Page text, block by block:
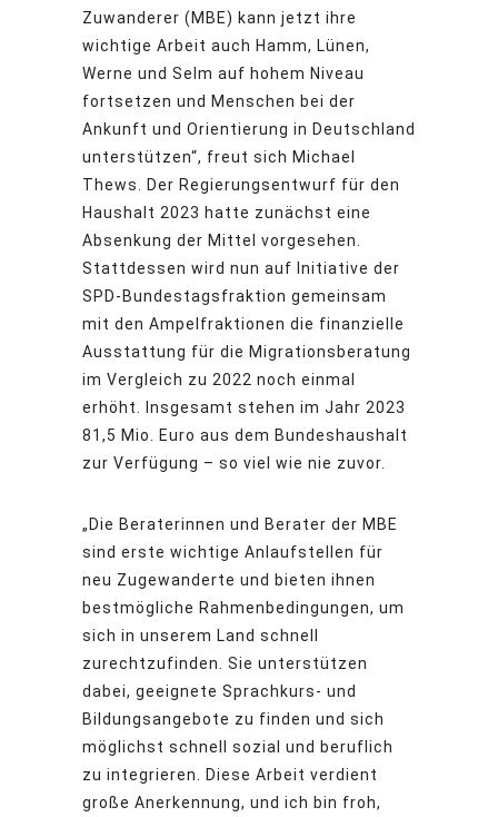
Zuwanderer (MBE) kann jetzt ihre
wichtige Arbeit auch Hamm, Lünen,
Werne und Selm auf hohem Niveau
fortsetzen und Menschen bei der
Ankunft und Orientierung in Deutschland
unterstützen“, freut sich Michael
Thews. Der Regierungsentwurf für den
Haushalt 2023 hatte zunächst eine
Absenkung der Mittel vorgesehen.
Stattdessen wird nun auf Initiative der
SPD-Bundestagsfraktion gemeinsam
mit den Ampelfraktionen die finanzielle
Ausstattung für die Migrationsberatung
im Vergleich zu 2022 noch einmal
erhöht. Insgesamt stehen im Jahr 2023
81,5 Mio. Euro aus dem Bundeshaushalt
zur Verfügung – so viel wie nie zuvor.
„Die Beraterinnen und Berater der MBE
sind erste wichtige Anlaufstellen für
neu Zugewanderte und bieten ihnen
bestmögliche Rahmenbedingungen, um
sich in unserem Land schnell
zurechtzufinden. Sie unterstützen
dabei, geeignete Sprachkurs- und
Bildungsangebote zu finden und sich
möglichst schnell sozial und beruflich
zu integrieren. Diese Arbeit verdient
große Anerkennung, und ich bin froh,